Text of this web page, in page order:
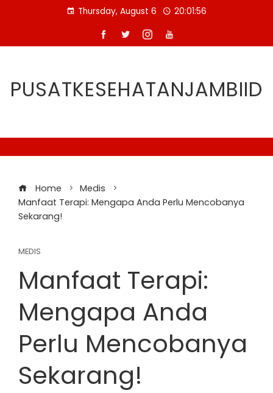
Thursday, August 6 20:01:57
PUSATKESEHATANJAMBIID
Home
Medis
Manfaat Terapi: Mengapa Anda Perlu Mencobanya
Sekarang!
MEDIS
Manfaat Terapi:
Mengapa Anda
Perlu Mencobanya
Sekarang!